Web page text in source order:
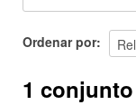
SOBRE
Ordenar por
1